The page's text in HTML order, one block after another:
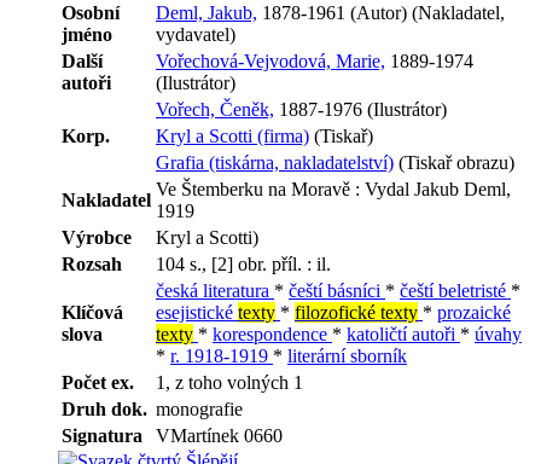
Osobní
jméno
Deml, Jakub, 1878-1961 (Autor) (Nakladatel,
vydavatel)
Další
autoři
Vořechová-Vejvodová, Marie, 1889-1974
(Ilustrátor)
Vořech, Čeněk, 1887-1976 (Ilustrátor)
Korp.
Kryl a Scotti (firma) (Tiskař)
Grafia (tiskárna, nakladatelství) (Tiskař obrazu)
Nakladatel
Ve Štemberku na Moravě : Vydal Jakub Deml,
1919
Výrobce
Kryl a Scotti)
Rozsah
104 s., [2] obr. příl. : il.
Klíčová
slova
česká literatura * čeští básníci * čeští beletristé *
esejistické texty * filozofické texty * prozaické
texty * korespondence * katoličtí autoři * úvahy
* r. 1918-1919 * literární sborník
Počet ex.
1, z toho volných 1
Druh dok. monografie
Signatura
VMartínek 0660